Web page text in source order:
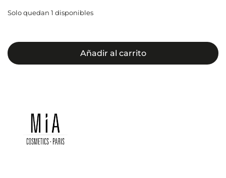
Solo quedan 1 disponibles
Añadir al carrito